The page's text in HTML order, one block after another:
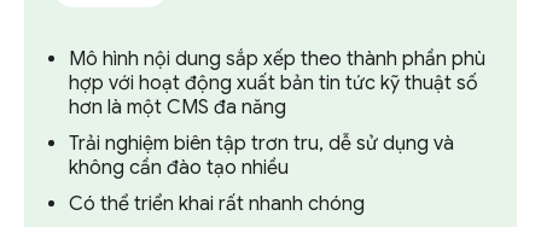
Mô hình nội dung sắp xếp theo thành phần phù
hợp với hoạt động xuất bản tin tức kỹ thuật số
hơn là một CMS đa năng
Trải nghiệm biên tập trơn tru, dễ sử dụng và
không cần đào tạo nhiều
Có thể triển khai rất nhanh chóng